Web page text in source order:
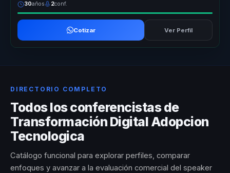
30años 2conf.
Cotizar Ver Perfil
DIRECTORIO COMPLETO
Todos los conferencistas de
Transformación Digital Adopcion
Tecnologica
Catálogo funcional para explorar perfiles, comparar
enfoques y avanzar a la evaluación comercial del speaker